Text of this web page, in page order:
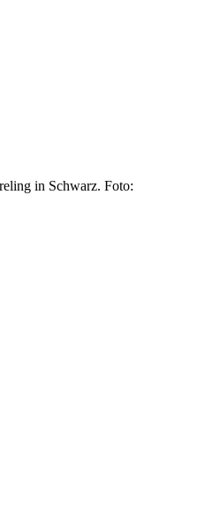
in Schwarz. Foto: